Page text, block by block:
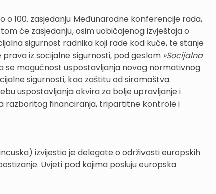
100. zasjedanju Međunarodne konferencije rada,
će zasjedanju, osim uobičajenog izvještaja o
sigurnost radnika koji rade kod kuće, te stanje
iz socijalne sigurnosti, pod geslom »Socijalna
se mogućnost uspostavljanja novog normativnog
sigurnosti, kao zaštitu od siromaštva.
uspostavljanja okvira za bolje upravljanje i
razboritog financiranja, tripartitne kontrole i
izvijestio je delegate o održivosti europskih
Uvjeti pod kojima posluju europska